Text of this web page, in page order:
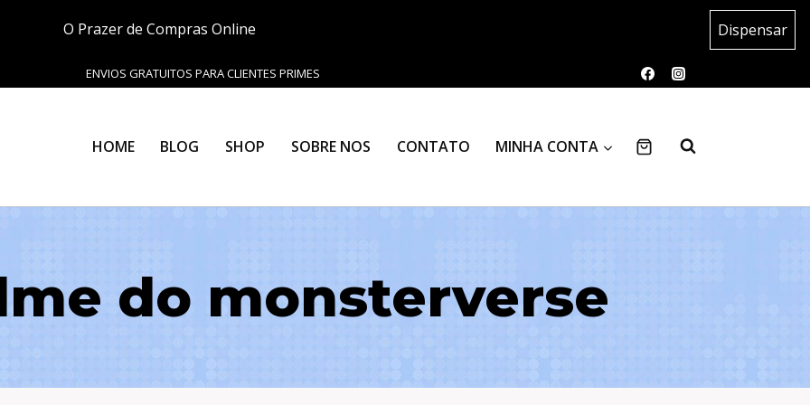
O Prazer de Compras Online Dispensar
ENVIOS GRATUITOS PARA CLIENTES PRIMES
HOME BLOG SHOP SOBRE NOS CONTATO MINHA CONTA
do monsterverse